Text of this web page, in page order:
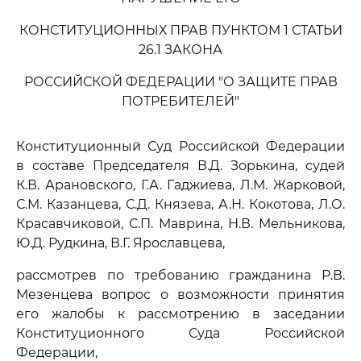
КОНСТИТУЦИОННЫХ ПРАВ ПУНКТОМ 1 СТАТЬИ
26.1 ЗАКОНА
РОССИЙСКОЙ ФЕДЕРАЦИИ "О ЗАЩИТЕ ПРАВ
ПОТРЕБИТЕЛЕЙ"
Конституционный Суд Российской Федерации
в составе Председателя В.Д. Зорькина, судей
К.В. Арановского, Г.А. Гаджиева, Л.М. Жарковой,
С.М. Казанцева, С.Д. Князева, А.Н. Кокотова, Л.О.
Красавчиковой, С.П. Маврина, Н.В. Мельникова,
Ю.Д. Рудкина, В.Г. Ярославцева,
рассмотрев по требованию гражданина Р.В.
Мезенцева вопрос о возможности принятия
его жалобы к рассмотрению в заседании
Конституционного Суда Российской
Федерации,